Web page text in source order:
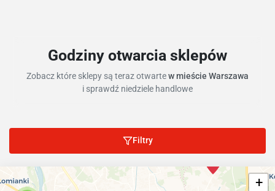
Godziny otwarcia sklepów
Zobacz które sklepy są teraz otwartew mieście Warszawa
i sprawdź niedziele handlowe
Filtry
+